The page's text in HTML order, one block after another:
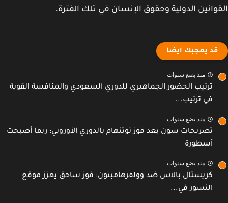
الدولية وحقوق الإنسان في تلك الفترة.
قد يعجبك ايضا
منذ بضع سنوات
ترتيب الحضور الجماهيري للدوري السعودي والمنافسة القوية
في ترتيب...
منذ بضع سنوات
تصريحات سون بعد فوز توتنهام بالدوري الأوروبي: ربما أصبحت
أسطورة
منذ بضع سنوات
كريستال بالاس ضد وولفرهامبتون: فوز ساحق يعزز موقع
النسور في...